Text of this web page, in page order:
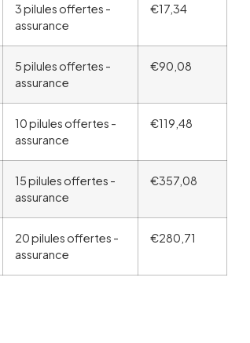
3 pilules offertes -
assurance
€17,34
5 pilules offertes -
assurance
€90,08
10 pilules offertes -
assurance
€119,48
15 pilules offertes -
assurance
€357,08
20 pilules offertes -
assurance
€280,71